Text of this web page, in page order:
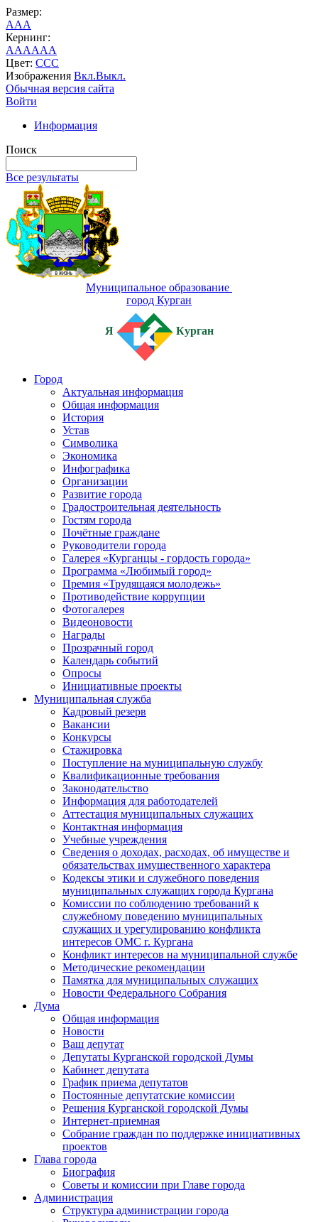
Размер:
AAA
Кернинг:
AAAAAA
Цвет: CCC
Изображения Вкл.Выкл.
Обычная версия сайта
Войти
Информация
Поиск
Все результаты
Муниципальное образование
город Курган
Я Курган
Город
Актуальная информация
Общая информация
История
Устав
Символика
Экономика
Инфографика
Организации
Развитие города
Градостроительная деятельность
Гостям города
Почётные граждане
Руководители города
Галерея «Курганцы - гордость города»
Программа «Любимый город»
Премия «Трудящаяся молодежь»
Противодействие коррупции
Фотогалерея
Видеоновости
Награды
Прозрачный город
Календарь событий
Опросы
Инициативные проекты
Муниципальная служба
Кадровый резерв
Вакансии
Конкурсы
Стажировка
Поступление на муниципальную службу
Квалификационные требования
Законодательство
Информация для работодателей
Аттестация муниципальных служащих
Контактная информация
Учебные учреждения
Сведения о доходах, расходах, об имуществе и
обязательствах имущественного характера
Кодексы этики и служебного поведения
муниципальных служащих города Кургана
Комиссии по соблюдению требований к
служебному поведению муниципальных
служащих и урегулированию конфликта
интересов ОМС г. Кургана
Конфликт интересов на муниципальной службе
Методические рекомендации
Памятка для муниципальных служащих
Новости Федерального Cобрания
Дума
Общая информация
Новости
Ваш депутат
Депутаты Курганской городской Думы
Кабинет депутата
График приема депутатов
Постоянные депутатские комиссии
Решения Курганской городской Думы
Интернет-приемная
Собрание граждан по поддержке инициативных
проектов
Глава города
Биография
Советы и комиссии при Главе города
Администрация
Структура администрации города